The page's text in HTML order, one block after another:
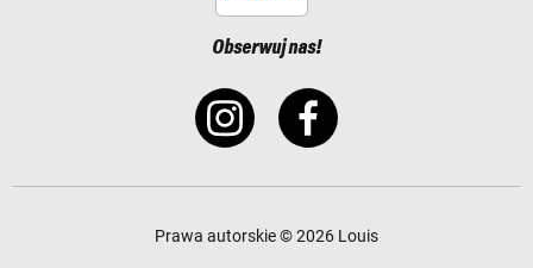
Obserwuj nas!
Prawa autorskie © 2026 Louis